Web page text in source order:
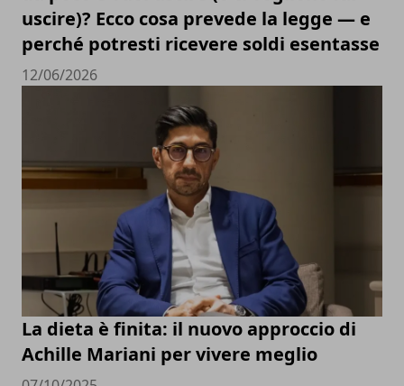
uscire)? Ecco cosa prevede la legge — e
perché potresti ricevere soldi esentasse
12/06/2026
La dieta è finita: il nuovo approccio di
Achille Mariani per vivere meglio